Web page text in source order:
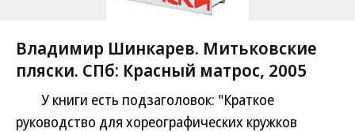
Владимир Шинкарев. Митьковские
пляски. СПб: Красный матрос, 2005
У книги есть подзаголовок: "Краткое
руководство для хореографических кружков